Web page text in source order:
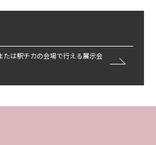
は駅チカの会場で行える展示会